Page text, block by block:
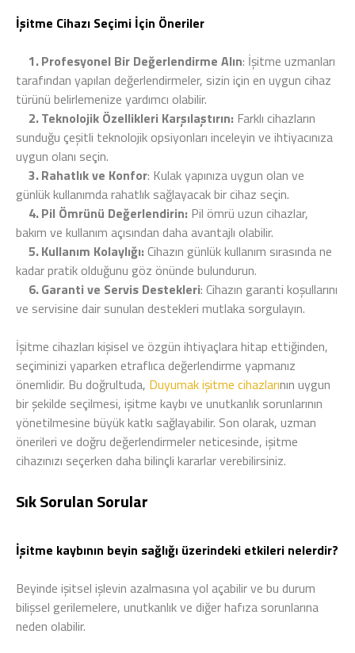
İşitme Cihazı Seçimi İçin Öneriler
1. Profesyonel Bir Değerlendirme Alın: İşitme uzmanları
tarafından yapılan değerlendirmeler, sizin için en uygun cihaz
türünü belirlemenize yardımcı olabilir.
2. Teknolojik Özellikleri Karşılaştırın: Farklı cihazların
sunduğu çeşitli teknolojik opsiyonları inceleyin ve ihtiyacınıza
uygun olanı seçin.
3. Rahatlık ve Konfor: Kulak yapınıza uygun olan ve
günlük kullanımda rahatlık sağlayacak bir cihaz seçin.
4. Pil Ömrünü Değerlendirin: Pil ömrü uzun cihazlar,
bakım ve kullanım açısından daha avantajlı olabilir.
5. Kullanım Kolaylığı: Cihazın günlük kullanım sırasında ne
kadar pratik olduğunu göz önünde bulundurun.
6. Garanti ve Servis Destekleri: Cihazın garanti koşullarını
ve servisine dair sunulan destekleri mutlaka sorgulayın.
İşitme cihazları kişisel ve özgün ihtiyaçlara hitap ettiğinden,
seçiminizi yaparken etraflıca değerlendirme yapmanız
önemlidir. Bu doğrultuda, Duyumak işitme cihazlarının uygun
bir şekilde seçilmesi, işitme kaybı ve unutkanlık sorunlarının
yönetilmesine büyük katkı sağlayabilir. Son olarak, uzman
önerileri ve doğru değerlendirmeler neticesinde, işitme
cihazınızı seçerken daha bilinçli kararlar verebilirsiniz.
Sık Sorulan Sorular
İşitme kaybının beyin sağlığı üzerindeki etkileri nelerdir?
Beyinde işitsel işlevin azalmasına yol açabilir ve bu durum
bilişsel gerilemelere, unutkanlık ve diğer hafıza sorunlarına
neden olabilir.